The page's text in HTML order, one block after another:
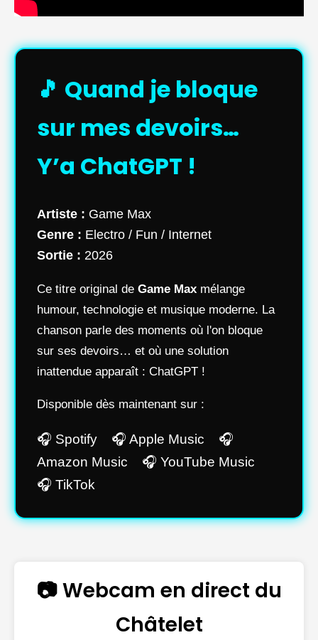
🎵 Quand je bloque
sur mes devoirs…
Y’a ChatGPT !
Artiste : Game Max
Genre : Electro / Fun / Internet
Sortie : 2026
Ce titre original de Game Max mélange
humour, technologie et musique moderne. La
chanson parle des moments où l'on bloque
sur ses devoirs… et où une solution
inattendue apparaît : ChatGPT !
Disponible dès maintenant sur :
🎧 Spotify 🎧 Apple Music 🎧
Amazon Music 🎧 YouTube Music
🎧 TikTok
📷 Webcam en direct du
Châtelet